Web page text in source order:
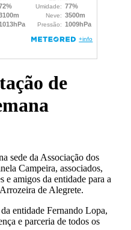
de
sede da Associação dos
Campeira, associados,
e amigos da entidade para a
de Alegrete.
entidade Fernando Lopa,
e parceria de todos os